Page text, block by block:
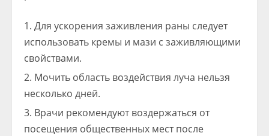
Для ускорения заживления раны следует
использовать кремы и мази с заживляющими
свойствами.
Мочить область воздействия луча нельзя
несколько дней.
Врачи рекомендуют воздержаться от
посещения общественных мест после